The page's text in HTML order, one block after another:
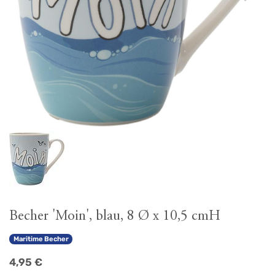
Becher 'Moin', blau, 8 Ø x 10,5 cmH
Maritime Becher
4,95 €